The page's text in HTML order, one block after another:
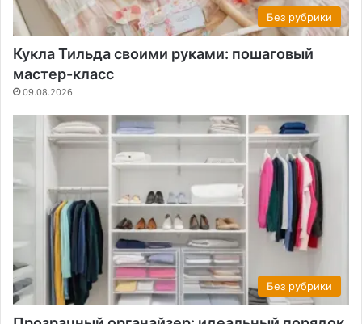
Без рубрики
Кукла Тильда своими руками: пошаговый
мастер-класс
09.08.2026
Без рубрики